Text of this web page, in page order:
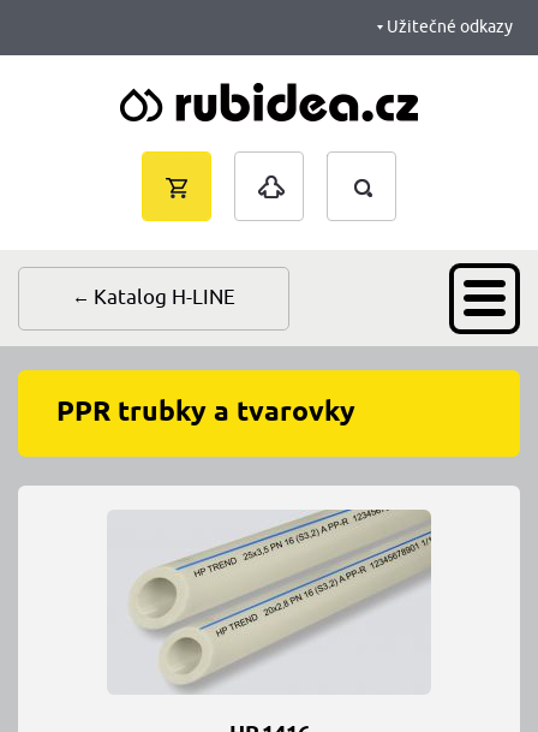
košík je
Vyhledávání
PPR trubky a tvarovky
Katalog H-LINE
Užitečné odkazy